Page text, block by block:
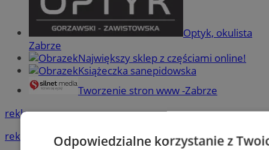
Optyk, okulista
Zabrze
Największy sklep z częściami online!
Książeczka sanepidowska
Tworzenie stron www -Zabrze
reklama
reklama
Odpowiedzialne korzystanie z